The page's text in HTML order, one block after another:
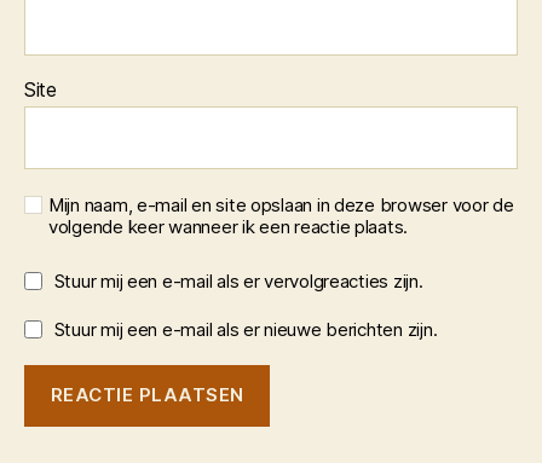
Site
Mijn naam, e-mail en site opslaan in deze browser voor de
volgende keer wanneer ik een reactie plaats.
Stuur mij een e-mail als er vervolgreacties zijn.
Stuur mij een e-mail als er nieuwe berichten zijn.